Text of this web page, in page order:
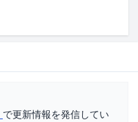
で更新情報を発信してい